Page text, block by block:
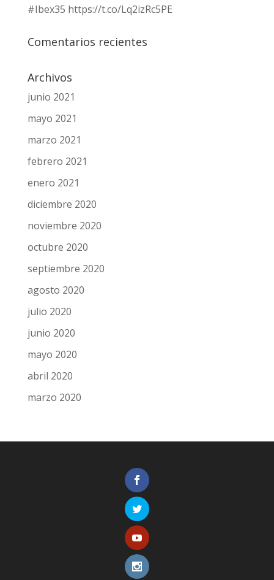
#Ibex35 https://t.co/Lq2izRc5PE
Comentarios recientes
Archivos
junio 2021
mayo 2021
marzo 2021
febrero 2021
enero 2021
diciembre 2020
noviembre 2020
octubre 2020
septiembre 2020
agosto 2020
julio 2020
junio 2020
mayo 2020
abril 2020
marzo 2020